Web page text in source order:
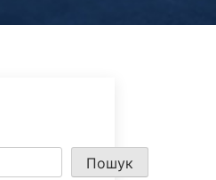
Пошук